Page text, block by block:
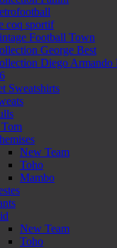
coq sportif
Football Town
George Best
Diego Armando
Sweatshirts
New Team
Toho
Mambo
New Team
Toho